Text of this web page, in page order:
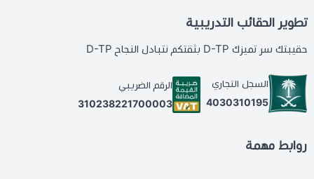
تطوير الحقائب التدريبية
حقيبتك سر تميزك D-TP بثقتكم نتبادل النجاح D-TP
السجل التجاري
4030310195
الرقم الضريبي
310238221700003
روابط مهمة